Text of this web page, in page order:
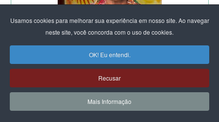
Usamos cookies para melhorar sua experiência em nosso site. Ao navegar
neste site, você concorda com o uso de cookies.
OK! Eu entendi.
Recusar
Mais Informação